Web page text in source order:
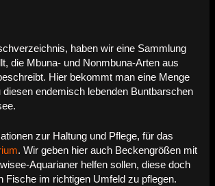
haben wir eine Sammlung
die Mbuna- und Nonmbuna-Arten aus
Hier bekommt man eine Menge
diesen endemisch lebenden Buntbarschen
zur Haltung und Pflege, für das
. Wir geben hier auch Beckengrößen mit
Aquarianer helfen sollen, diese doch
Fische im richtigen Umfeld zu pflegen.